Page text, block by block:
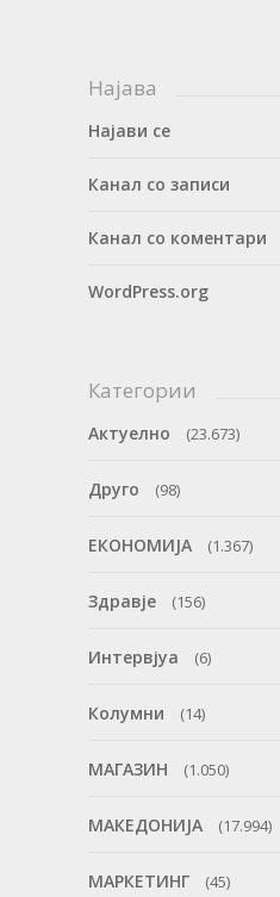
Најава
Најави се
Канал со записи
Канал со коментари
WordPress.org
Категории
Актуелно (23.673)
Друго (98)
ЕКОНОМИЈА (1.367)
Здравје (156)
Интервјуа (6)
Колумни (14)
МАГАЗИН (1.050)
МАКЕДОНИЈА (17.994)
МАРКЕТИНГ (45)